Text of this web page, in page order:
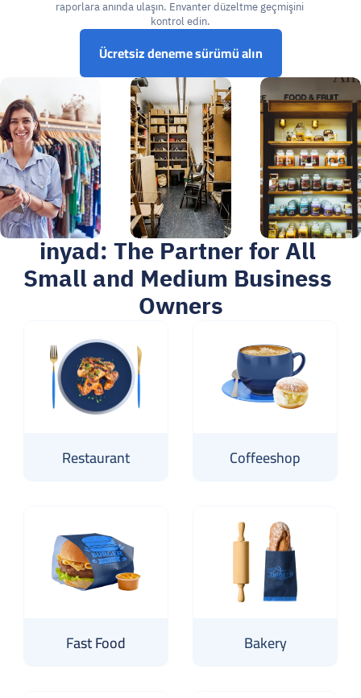
raporlara anında ulaşın. Envanter düzeltme geçmişini
kontrol edin.
Ücretsiz deneme sürümü alın
inyad: The Partner for All
Small and Medium Business
Owners
Restaurant Coffeeshop
Fast Food Bakery